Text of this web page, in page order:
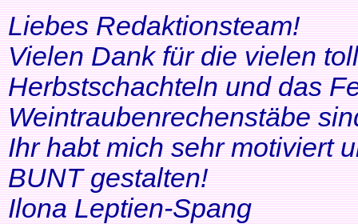
Liebes Redaktionsteam!
Vielen Dank für die vielen
Herbstschachteln und das
Weintraubenrechenstäbe
Ihr habt mich sehr motiviert
BUNT gestalten!
Ilona Leptien-Spang